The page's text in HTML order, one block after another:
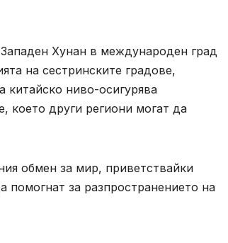
Хунан в международен град
на сестринските градове,
китайско ниво-осигурява
което други региони могат да
обмен за мир, приветствайки
помогнат за разпространението на